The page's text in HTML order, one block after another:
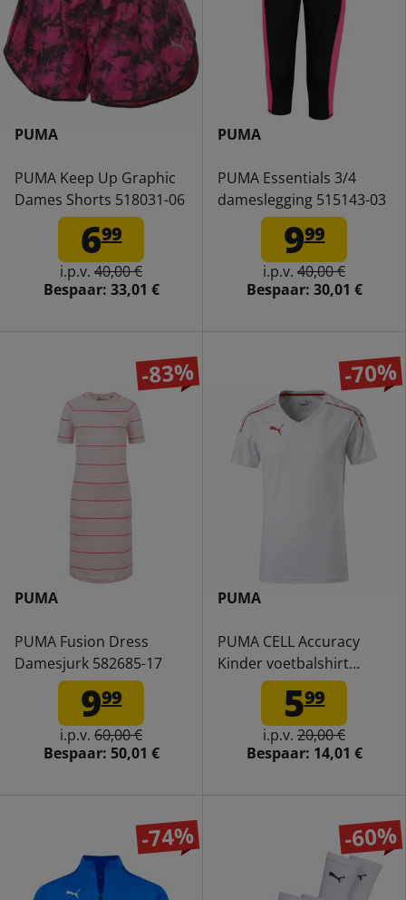
PUMA
PUMA Keep Up Graphic
Dames Shorts 518031-06
699
i.p.v. 40,00 €
Bespaar: 33,01 €
PUMA
PUMA Essentials 3/4
dameslegging 515143-03
999
i.p.v. 40,00 €
Bespaar: 30,01 €
-83%
PUMA
PUMA Fusion Dress
Damesjurk 582685-17
999
i.p.v. 60,00 €
Bespaar: 50,01 €
-70%
PUMA
PUMA CELL Accuracy
Kinder voetbalshirt
702214-12599
i.p.v. 20,00 €
Bespaar: 14,01 €
-74% -60%